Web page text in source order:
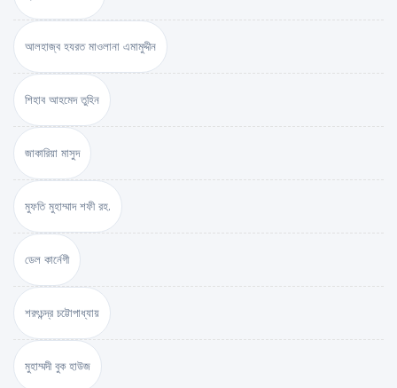
আলহাজ্ব হযরত মাওলানা এমামুদ্দীন
শিহাব আহমেদ তুহিন
জাকারিয়া মাসুদ
মুফতি মুহাম্মাদ শফী রহ.
ডেল কার্নেগী
শরৎচন্দ্র চট্টোপাধ্যায়
মুহাম্মদী বুক হাউজ